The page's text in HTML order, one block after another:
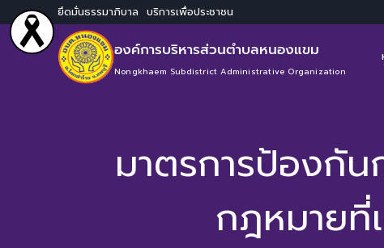
ยึดมั่นธรรมาภิบาล บริการเพื่อประชาชน
องค์การบริหารส่วนตำบลหนองแขม
Nongkhaem Subdistrict Administrative Organization
มาตรการป้องกัน
กฎหมายที่